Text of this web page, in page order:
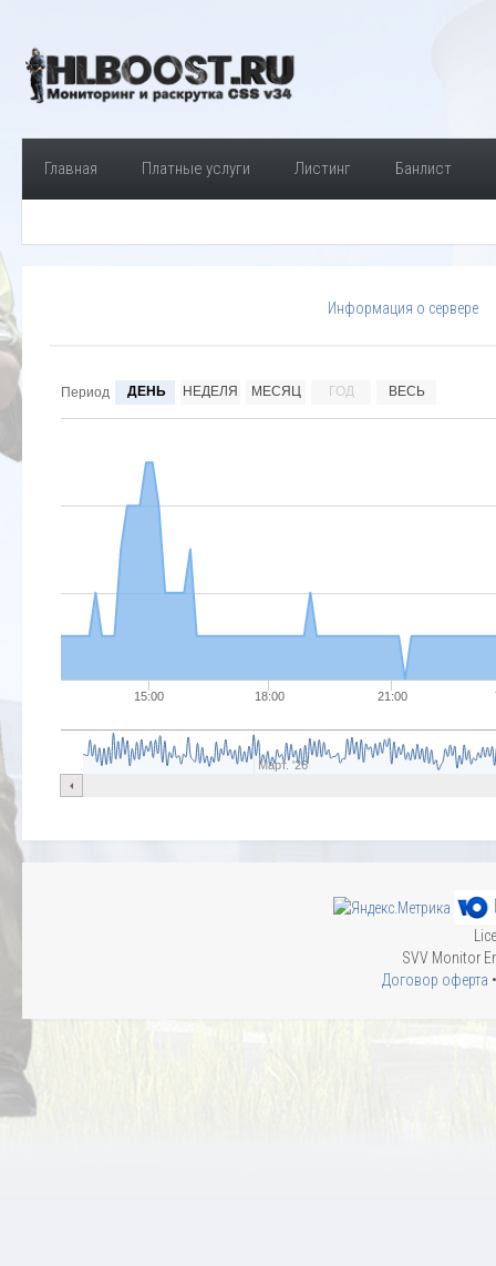
Главная Платные услуги Листинг Банлист
Информация о сервере
Период ДЕНЬ НЕДЕЛЯ МЕСЯЦ ГОД ВЕСЬ
15:00 18:00 21:00
Март. '26
SVV Monitor
Договор оферта